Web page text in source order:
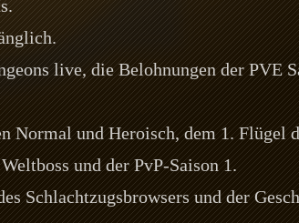
live, die Belohnungen der PVE
und Heroisch, dem 1. Flügel
und der PvP-Saison 1.
Schlachtzugsbrowsers und der